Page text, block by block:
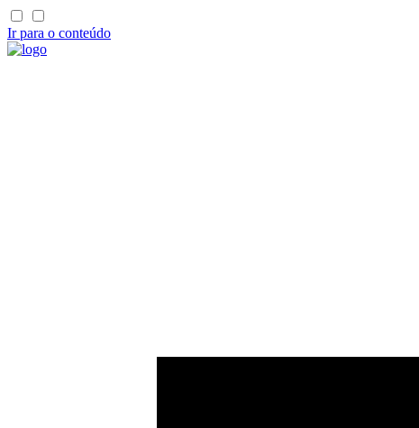
Ir para o conteúdo